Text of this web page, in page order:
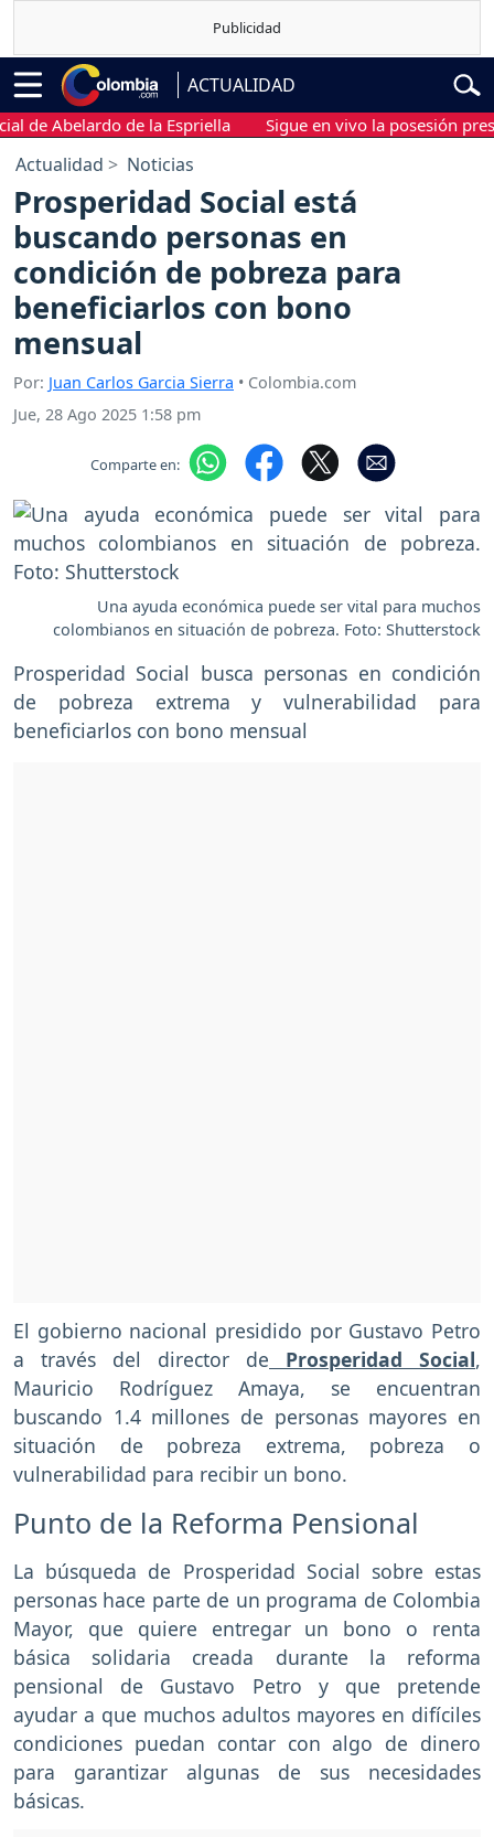
ACTUALIDAD
Abelardo de la Espriella Sigue en vivo la posesión
Actualidad Noticias
Prosperidad Social está
buscando personas en
condición de pobreza para
beneficiarlos con bono
mensual
Por: Juan Carlos Garcia Sierra • Colombia.com
Jue, 28 Ago 2025 1:58 pm
Comparte en:
Una ayuda económica puede ser vital para muchos
colombianos en situación de pobreza. Foto: Shutterstock
Prosperidad Social busca personas en condición
de pobreza extrema y vulnerabilidad para
beneficiarlos con bono mensual
El gobierno nacional presidido por Gustavo Petro
a través del director de Prosperidad Social,
Mauricio Rodríguez Amaya, se encuentran
buscando 1.4 millones de personas mayores en
situación de pobreza extrema, pobreza o
vulnerabilidad para recibir un bono.
Punto de la Reforma Pensional
La búsqueda de Prosperidad Social sobre estas
personas hace parte de un programa de Colombia
Mayor, que quiere entregar un bono o renta
básica solidaria creada durante la reforma
pensional de Gustavo Petro y que pretende
ayudar a que muchos adultos mayores en difíciles
condiciones puedan contar con algo de dinero
para garantizar algunas de sus necesidades
básicas.